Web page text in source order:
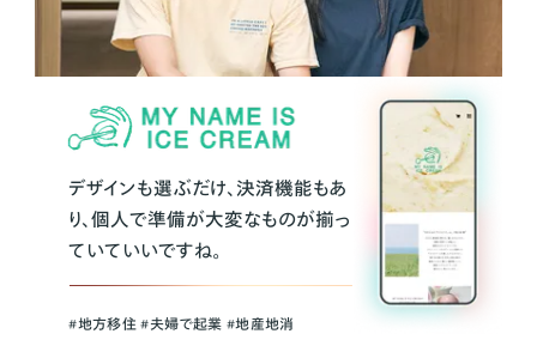
デザインも選ぶだけ、決済機能もあ
り、個人で準備が大変なものが揃っ
ていていいですね。
#地方移住 #夫婦で起業 #地産地消